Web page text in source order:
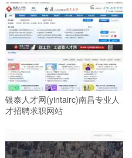
银泰人才网(yintairc)南昌专业人
才招聘求职网站